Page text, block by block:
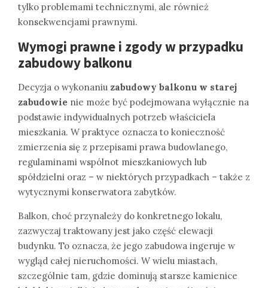
tylko problemami technicznymi, ale również
konsekwencjami prawnymi.
Wymogi prawne i zgody w przypadku
zabudowy balkonu
Decyzja o wykonaniu zabudowy balkonu w starej
zabudowie nie może być podejmowana wyłącznie na
podstawie indywidualnych potrzeb właściciela
mieszkania. W praktyce oznacza to konieczność
zmierzenia się z przepisami prawa budowlanego,
regulaminami wspólnot mieszkaniowych lub
spółdzielni oraz – w niektórych przypadkach – także z
wytycznymi konserwatora zabytków.
Balkon, choć przynależy do konkretnego lokalu,
zazwyczaj traktowany jest jako część elewacji
budynku. To oznacza, że jego zabudowa ingeruje w
wygląd całej nieruchomości. W wielu miastach,
szczególnie tam, gdzie dominują starsze kamienice